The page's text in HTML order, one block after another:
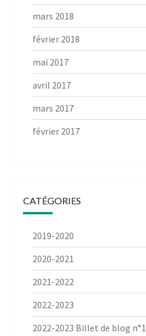
mars 2018
février 2018
mai 2017
avril 2017
mars 2017
février 2017
CATÉGORIES
2019-2020
2020-2021
2021-2022
2022-2023
2022-2023 Billet de blog n°1